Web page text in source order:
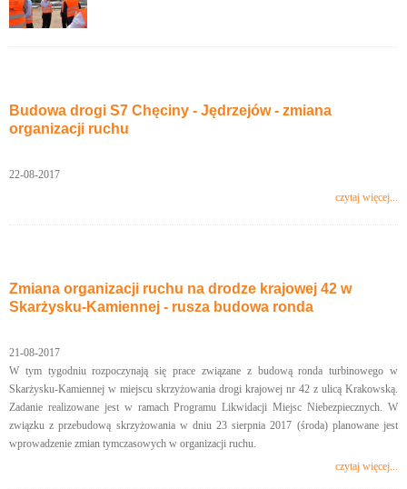
Budowa drogi S7 Chęciny - Jędrzejów - zmiana
organizacji ruchu
22-08-2017
czytaj więcej...
Zmiana organizacji ruchu na drodze krajowej 42 w
Skarżysku-Kamiennej - rusza budowa ronda
21-08-2017
W tym tygodniu rozpoczynają się prace związane z budową ronda turbinowego w
Skarżysku-Kamiennej w miejscu skrzyżowania drogi krajowej nr 42 z ulicą Krakowską.
Zadanie realizowane jest w ramach Programu Likwidacji Miejsc Niebezpiecznych. W
związku z przebudową skrzyżowania w dniu 23 sierpnia 2017 (środa) planowane jest
wprowadzenie zmian tymczasowych w organizacji ruchu.
czytaj więcej...